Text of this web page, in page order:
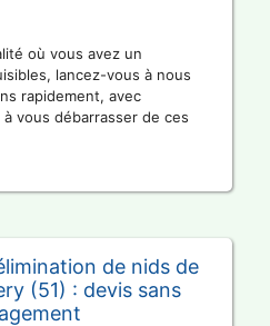
où vous avez un
lancez-vous à nous
rapidement, avec
vous débarrasser de ces
de nids de
(51) : devis sans